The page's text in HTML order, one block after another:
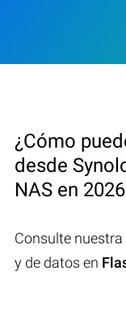
¿Cómo
desde
NAS en 2026
Consulte nuestra
y de datos en